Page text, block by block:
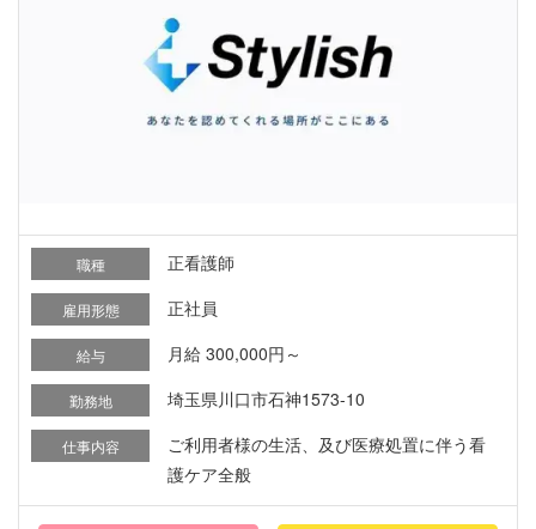
職種 正看護師
雇用形態 正社員
給与 月給 300,000円～
勤務地 埼玉県川口市石神1573-10
仕事内容
ご利用者様の生活、及び医療処置に伴う看
護ケア全般